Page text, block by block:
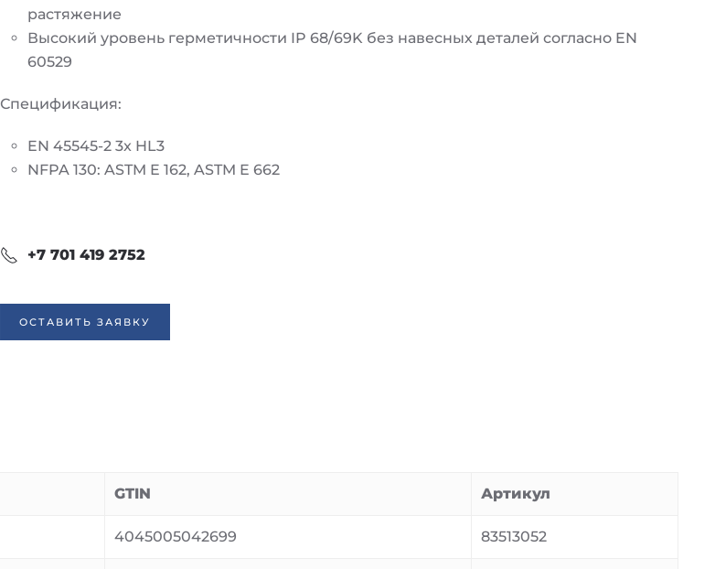
растяжение
Высокий уровень герметичности IP 68/69K без навесных деталей согласно EN
60529
Спецификация:
EN 45545-2 3x HL3
NFPA 130: ASTM E 162, ASTM E 662
+7 701 419 2752
ОСТАВИТЬ ЗАЯВКУ
GTIN Артикул
4045005042699 83513052